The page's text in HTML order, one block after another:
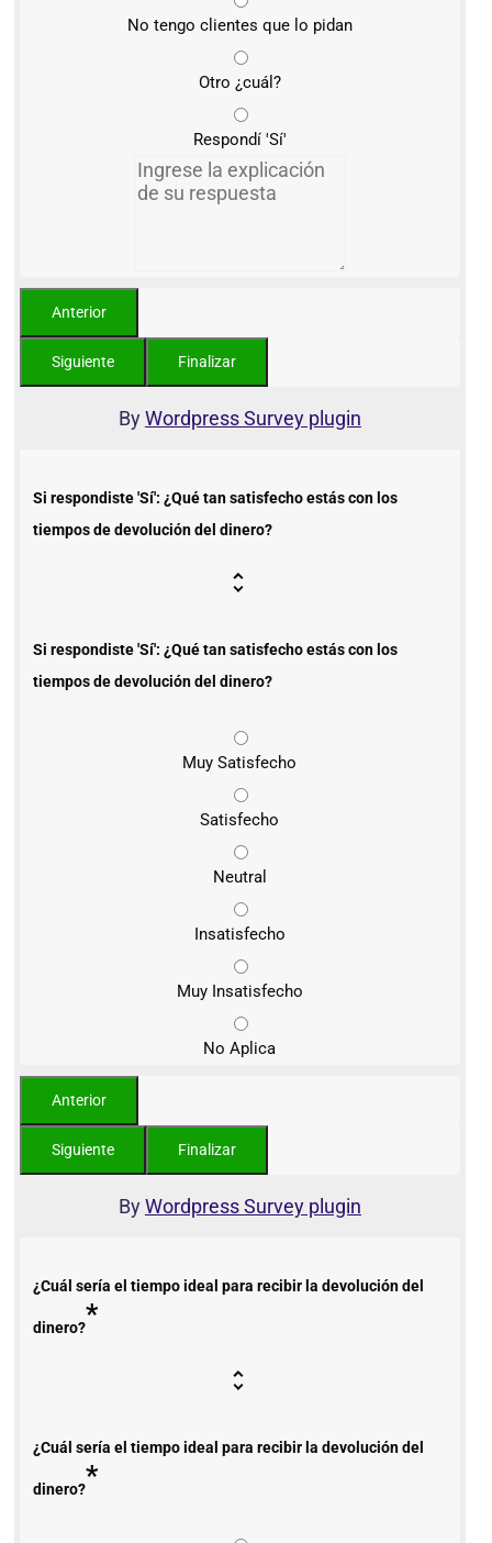
No tengo clientes que lo pidan
Otro ¿cuál?
Respondí 'Sí'
ByWordpress Survey plugin
Si respondiste 'Sí': ¿Qué tan satisfecho estás con los
tiempos de devolución del dinero?
Si respondiste 'Sí': ¿Qué tan satisfecho estás con los
tiempos de devolución del dinero?
Muy Satisfecho
Satisfecho
Neutral
Insatisfecho
Muy Insatisfecho
No Aplica
ByWordpress Survey plugin
¿Cuál sería el tiempo ideal para recibir la devolución del
dinero?*
¿Cuál sería el tiempo ideal para recibir la devolución del
dinero?*